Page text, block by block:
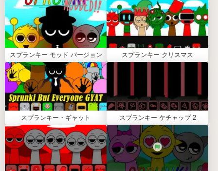
グレー: 深い不気味なトーンで雰囲気を盛り上げ
る。
ガーノルド: 暗い環境音でホラー感を強化。
スカイ: 幻想的なホラー要素が神秘的。
SPRUNKI PARASITEが人気の理由
ホラーと音楽の融合
Incrediboxにない暗いテーマが新鮮で、創造力が試さ
れるよ。
没入感がすごい
不気味なビジュアルと音が一体となって、ゾクゾク
が止まらない。
スプランキー モッド バージョン スプランキー クリスマス
スプランキー・ギャット スプランキー ケチャップ 2